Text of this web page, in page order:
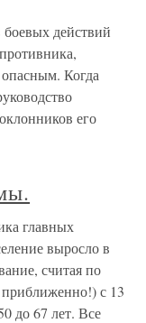
действий
Когда
его
главных
выросло в
считая по
с 13
до 67 лет. Все